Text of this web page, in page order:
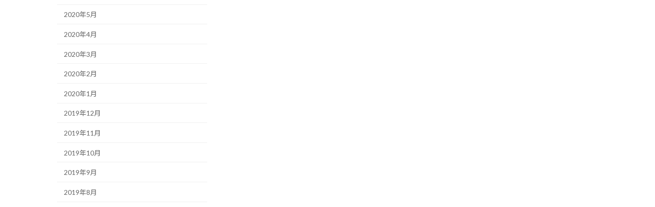
2020年5月
2020年4月
2020年3月
2020年2月
2020年1月
2019年12月
2019年11月
2019年10月
2019年9月
2019年8月